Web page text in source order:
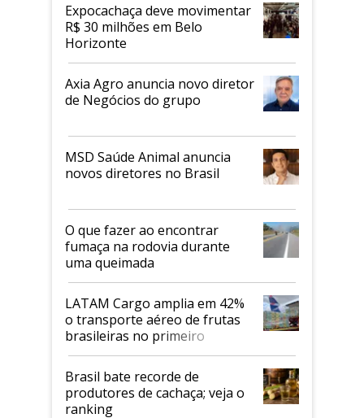
Expocachaça deve movimentar
R$ 30 milhões em Belo
Horizonte
Axia Agro anuncia novo diretor
de Negócios do grupo
MSD Saúde Animal anuncia
novos diretores no Brasil
O que fazer ao encontrar
fumaça na rodovia durante
uma queimada
LATAM Cargo amplia em 42%
o transporte aéreo de frutas
brasileiras no primeiro
semestre
Brasil bate recorde de
produtores de cachaça; veja o
ranking